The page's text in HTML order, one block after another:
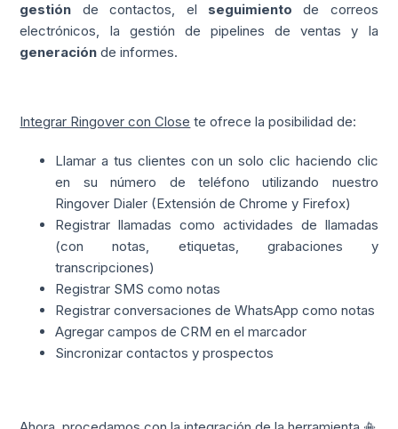
gestión de contactos, el seguimiento de correos
electrónicos, la gestión de pipelines de ventas y la
generación de informes.
Integrar Ringover con Close te ofrece la posibilidad de:
Llamar a tus clientes con un solo clic haciendo clic
en su número de teléfono utilizando nuestro
Ringover Dialer (Extensión de Chrome y Firefox)
Registrar llamadas como actividades de llamadas
(con notas, etiquetas, grabaciones y
transcripciones)
Registrar SMS como notas
Registrar conversaciones de WhatsApp como notas
Agregar campos de CRM en el marcador
Sincronizar contactos y prospectos